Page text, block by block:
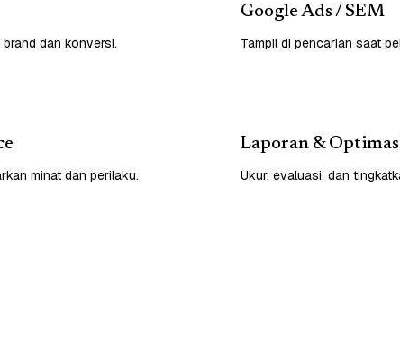
dan konversi.
Google Ads / SEM
Tampil di pencarian saat
minat dan perilaku.
Laporan &
Ukur, evaluasi, dan